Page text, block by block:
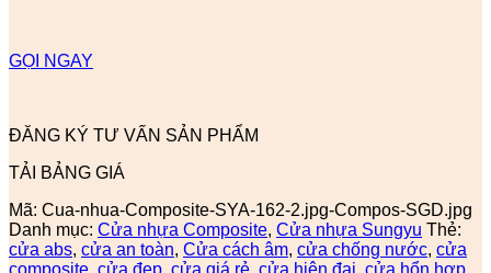
GỌI NGAY
ĐĂNG KÝ TƯ VẤN SẢN PHẨM
TẢI BẢNG GIÁ
Mã: Cua-nhua-Composite-SYA-162-2.jpg-Compos-SGD.jpg
Danh mục: Cửa nhựa Composite, Cửa nhựa Sungyu Thẻ:
cửa abs, cửa an toàn, Cửa cách âm, cửa chống nước, cửa
composite, cửa đẹp, cửa giá rẻ, cửa hiện đại, cửa hổn hợp,